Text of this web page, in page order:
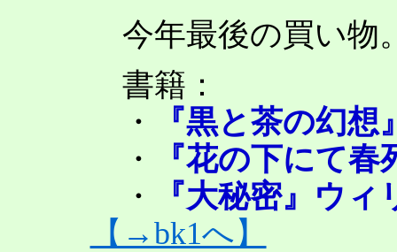
今年最後の買い物
書籍：
・
『黒と茶の幻想
・
『花の下にて
・
『大秘密』ウ
【→bk1へ】